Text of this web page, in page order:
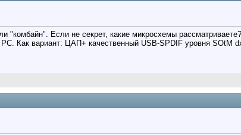
Если не секрет, какие микросхемы
Как вариант: ЦАП+ качественный USB-SPDIF уровня SOtM